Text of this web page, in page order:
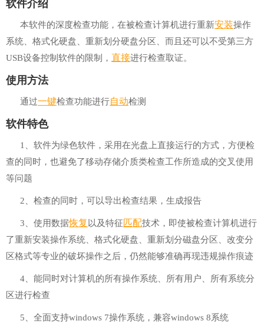
软件介绍
本软件的深度检查功能，在被检查计算机进行重新安装操作
系统、格式化硬盘、重新划分硬盘分区、而且还可以不受第三方
USB设备控制软件的限制， 直接进行检查取证。
使用方法
通过一键检查功能进行自动检测
软件特色
1、软件为绿色软件，采用在光盘上直接运行的方式，方便检
查的同时，也避免了移动存储介质类检查工作所造成的交叉使用
等问题
2、检查的同时，可以导出检查结果，生成报告
3、使用数据恢复 以及特征匹配技术，即使被检查计算机进行
了重新安装操作系统、格式化硬盘、重新划分磁盘分区、改变分
区格式等专业的破坏操作之后，仍然能够准确再现违规操作痕迹
4、能同时对计算机的所有操作系统、所有用户、所有系统分
区进行检查
5、全面支持windows 7操作系统，兼容windows 8系统